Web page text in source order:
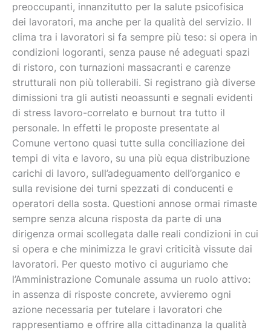
preoccupanti, innanzitutto per la salute psicofisica
dei lavoratori, ma anche per la qualità del servizio. Il
clima tra i lavoratori si fa sempre più teso: si opera in
condizioni logoranti, senza pause né adeguati spazi
di ristoro, con turnazioni massacranti e carenze
strutturali non più tollerabili. Si registrano già diverse
dimissioni tra gli autisti neoassunti e segnali evidenti
di stress lavoro-correlato e burnout tra tutto il
personale. In effetti le proposte presentate al
Comune vertono quasi tutte sulla conciliazione dei
tempi di vita e lavoro, su una più equa distribuzione
carichi di lavoro, sull’adeguamento dell’organico e
sulla revisione dei turni spezzati di conducenti e
operatori della sosta. Questioni annose ormai rimaste
sempre senza alcuna risposta da parte di una
dirigenza ormai scollegata dalle reali condizioni in cui
si opera e che minimizza le gravi criticità vissute dai
lavoratori. Per questo motivo ci auguriamo che
l’Amministrazione Comunale assuma un ruolo attivo:
in assenza di risposte concrete, avvieremo ogni
azione necessaria per tutelare i lavoratori che
rappresentiamo e offrire alla cittadinanza la qualità